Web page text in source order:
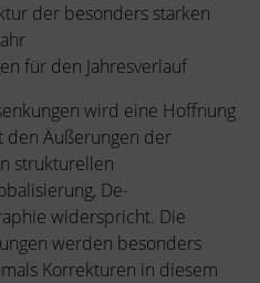
der besonders starken
für den Jahresverlauf
wird eine Hoffnung
den Äußerungen der
strukturellen
De-
widerspricht. Die
werden besonders
Korrekturen in diesem